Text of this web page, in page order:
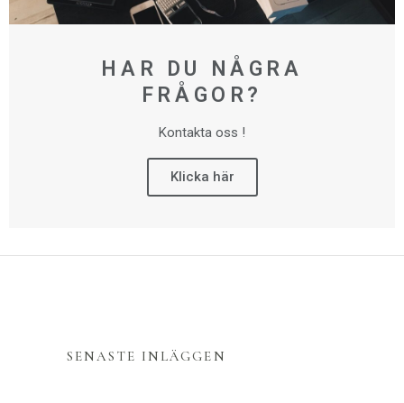
HAR DU NÅGRA
FRÅGOR?
Kontakta oss !
Klicka här
SENASTE INLÄGGEN